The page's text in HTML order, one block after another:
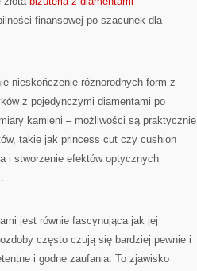
finansowej po szacunek dla
nieskończenie różnorodnych form z
z pojedynczymi diamentami po
kamieni – możliwości są praktycznie
takie jak princess cut czy cushion
i stworzenie efektów optycznych
jest równie fascynująca jak jej
często czują się bardziej pewnie i
i godne zaufania. To zjawisko